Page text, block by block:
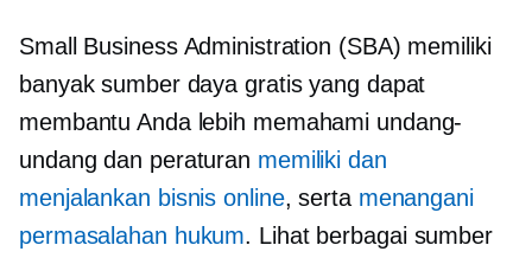
Small Business Administration (SBA) memiliki
banyak sumber daya gratis yang dapat
membantu Anda lebih memahami undang-
undang dan peraturan memiliki dan
menjalankan bisnis online, serta menangani
permasalahan hukum. Lihat berbagai sumber